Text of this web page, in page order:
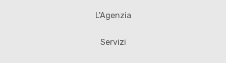
L'Agenzia
Servizi